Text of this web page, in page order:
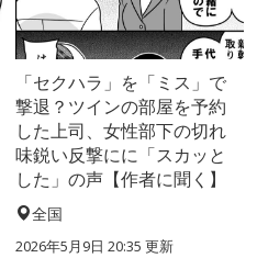
「セクハラ」を「ミス」で
撃退？ツインの部屋を予約
した上司、女性部下の切れ
味鋭い反撃にに「スカッと
した」の声【作者に聞く】
全国
2026年5月9日 20:35 更新